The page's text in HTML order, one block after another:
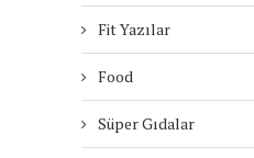
Fit Yazılar
Food
Süper Gıdalar